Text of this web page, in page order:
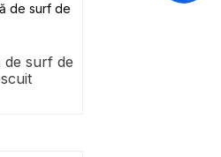
de surf de